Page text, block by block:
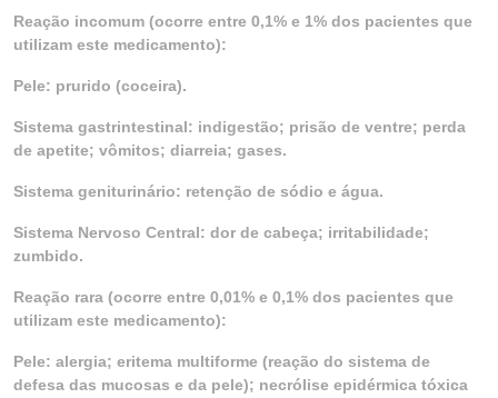
Reação incomum (ocorre entre 0,1% e 1% dos pacientes que
utilizam este medicamento):
Pele: prurido (coceira).
Sistema gastrintestinal: indigestão; prisão de ventre; perda
de apetite; vômitos; diarreia; gases.
Sistema geniturinário: retenção de sódio e água.
Sistema Nervoso Central: dor de cabeça; irritabilidade;
zumbido.
Reação rara (ocorre entre 0,01% e 0,1% dos pacientes que
utilizam este medicamento):
Pele: alergia; eritema multiforme (reação do sistema de
defesa das mucosas e da pele); necrólise epidérmica tóxica